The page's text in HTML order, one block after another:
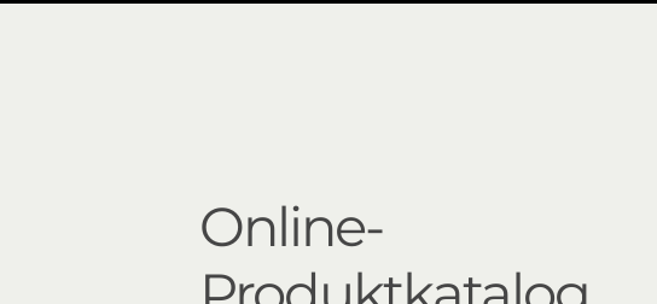
Online-